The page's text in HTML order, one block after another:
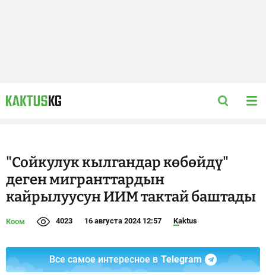
"Сойкулук кылгандар көбөйдү"
деген мигранттардын
кайрылуусун ИИМ тактай баштады
Коом 4023 16 августа 2024 12:57 Kaktus
Все самое интересное в Telegram